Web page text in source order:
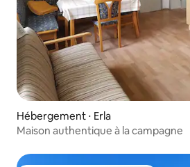
Hébergement ⋅ Erla
Maison authentique à la campagne